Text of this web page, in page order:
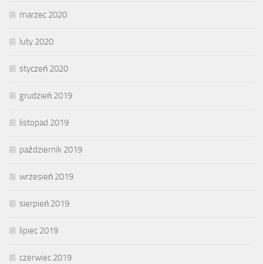
marzec 2020
luty 2020
styczeń 2020
grudzień 2019
listopad 2019
październik 2019
wrzesień 2019
sierpień 2019
lipiec 2019
czerwiec 2019